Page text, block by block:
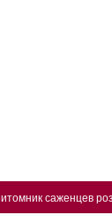
саженцев роз